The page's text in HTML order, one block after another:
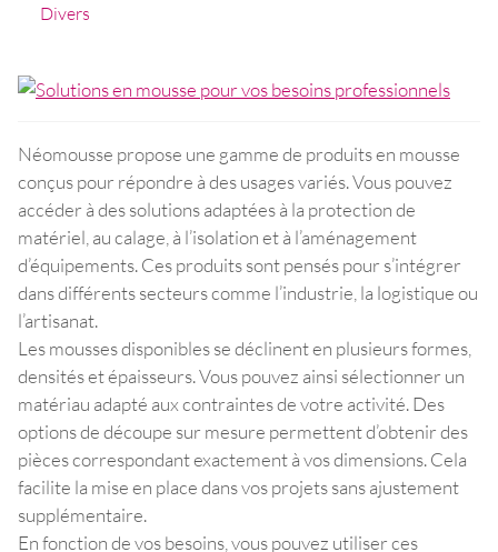
Divers
Néomousse propose une gamme de produits en mousse
conçus pour répondre à des usages variés. Vous pouvez
accéder à des solutions adaptées à la protection de
matériel, au calage, à l’isolation et à l’aménagement
d’équipements. Ces produits sont pensés pour s’intégrer
dans différents secteurs comme l’industrie, la logistique ou
l’artisanat.
Les mousses disponibles se déclinent en plusieurs formes,
densités et épaisseurs. Vous pouvez ainsi sélectionner un
matériau adapté aux contraintes de votre activité. Des
options de découpe sur mesure permettent d’obtenir des
pièces correspondant exactement à vos dimensions. Cela
facilite la mise en place dans vos projets sans ajustement
supplémentaire.
En fonction de vos besoins, vous pouvez utiliser ces